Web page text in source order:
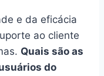
e da eficácia
ao cliente
Quais são as
do